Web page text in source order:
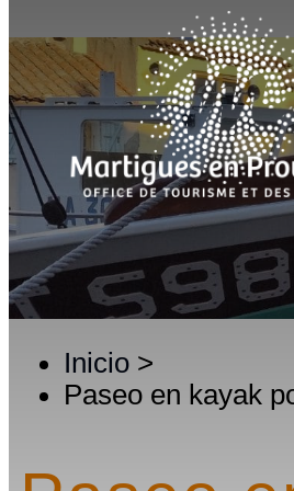
Inicio >
Paseo en kayak